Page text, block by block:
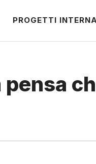
PROGETTI
pensa